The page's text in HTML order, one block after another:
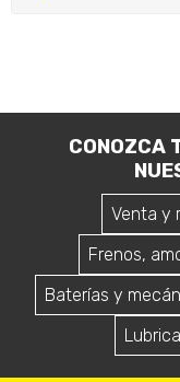
CONOZCA
Venta y
Frenos,
Baterías y